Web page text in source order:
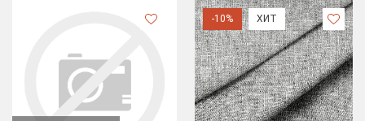
-10% ХИТ